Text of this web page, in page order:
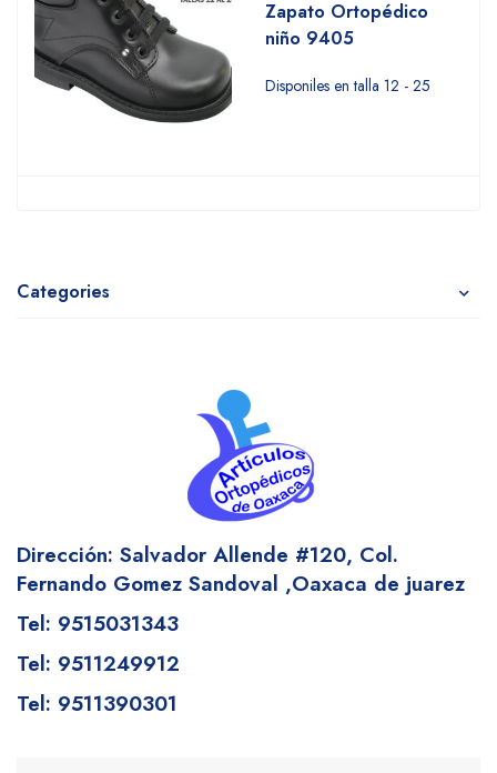
Categories
Zapato Ortopédico
niño 9405
Disponiles en talla 12 - 25
Dirección: Salvador Allende #120, Col.
Fernando Gomez Sandoval ,Oaxaca de juarez
Tel: 9515031343
Tel: 9511249912
Tel: 9511390301